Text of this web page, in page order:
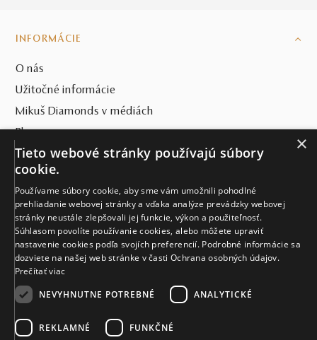
INFORMÁCIE
O nás
Užitočné informácie
Mikuš Diamonds v médiách
Blog
SVET MIKUŠ DIAMONDS
VŠETKO O NÁKUPE
KONTAKT
Naše klenotníctva
Sídlo spoločnosti
×
Tieto webové stránky používajú súbory
cookie.
Používame súbory cookie, aby sme vám umožnili pohodlné
prehliadanie webovej stránky a vďaka analýze prevádzky webovej
stránky neustále zlepšovali jej funkcie, výkon a použiteľnosť.
Súhlasom povolíte používanie cookies, alebo môžete upraviť
nastavenie cookies podľa svojích preferencií. Podrobné informácie sa
dozviete na našej web stránke v časti Ochrana osobných údajov.
Prečítať viac
NEVYHNUTNE POTREBNÉ
ANALYTICKÉ
REKLAMNÉ FUNKČNÉ